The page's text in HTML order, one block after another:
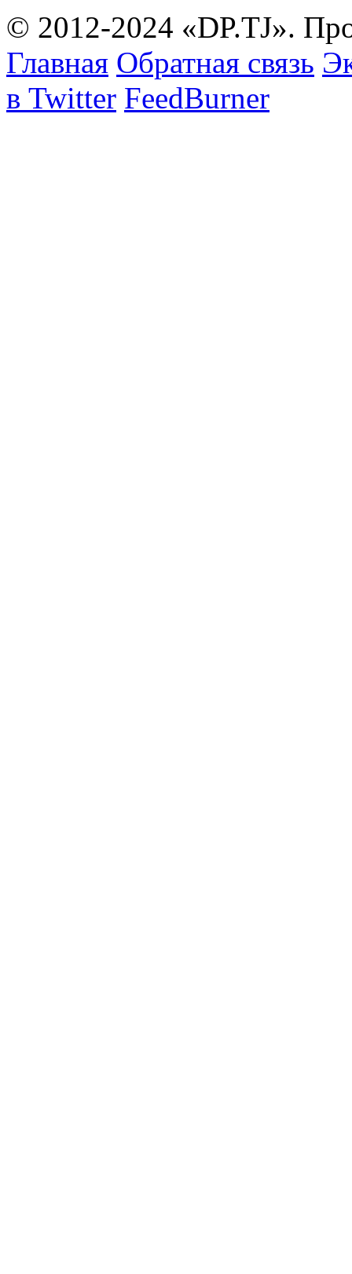
© 2012-2024 «DP.TJ».
Главная Обратная связь
в Twitter FeedBurner